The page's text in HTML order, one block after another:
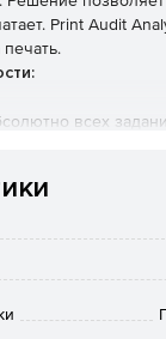
Print Audit
всех
устройств с